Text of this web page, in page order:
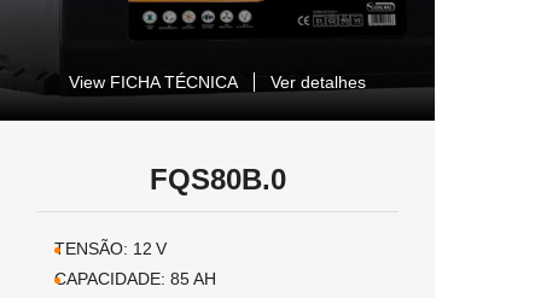
View FICHA TÉCNICA Ver detalhes
FQS80B.0
TENSÃO: 12 V
CAPACIDADE: 85AH